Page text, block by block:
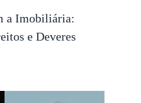
a Imobiliária:
e Deveres